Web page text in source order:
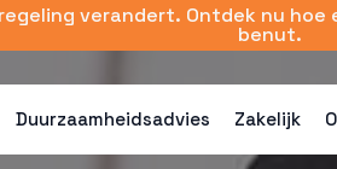
verandert. Ontdek nu
benut.
Duurzaamheidsadvies Zakelijk